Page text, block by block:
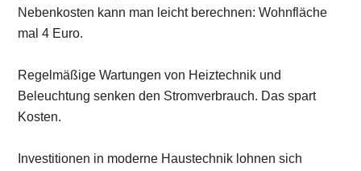
Nebenkosten kann man leicht berechnen: Wohnfläche
mal 4 Euro.
Regelmäßige Wartungen von Heiztechnik und
Beleuchtung senken den Stromverbrauch. Das spart
Kosten.
Investitionen in moderne Haustechnik lohnen sich